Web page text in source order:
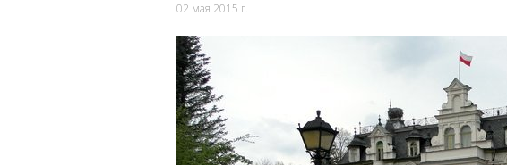
02 мая 2015 г.